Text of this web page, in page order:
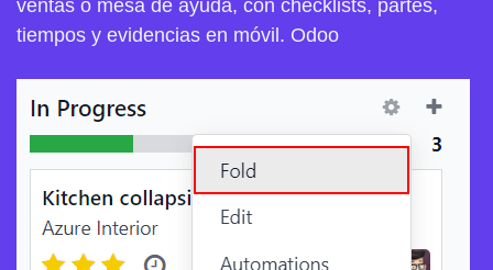
ventas o mesa de ayuda, con checklists, partes,
tiempos y evidencias en móvil. Odoo